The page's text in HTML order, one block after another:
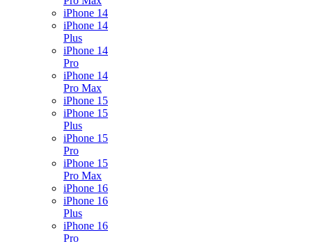
iPhone 14
iPhone 14
Plus
iPhone 14
Pro
iPhone 14
Pro Max
iPhone 15
iPhone 15
Plus
iPhone 15
Pro
iPhone 15
Pro Max
iPhone 16
iPhone 16
Plus
iPhone 16
Pro